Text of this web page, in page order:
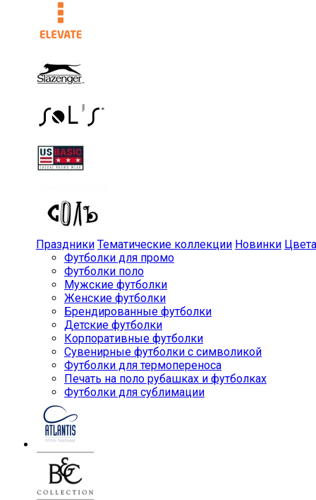
Праздники Тематические коллекции Новинки Цвета
Футболки для промо
Футболки поло
Мужские футболки
Женские футболки
Брендированные футболки
Детские футболки
Корпоративные футболки
Сувенирные футболки с символикой
Футболки для термопереноса
Печать на поло рубашках и футболках
Футболки для сублимации